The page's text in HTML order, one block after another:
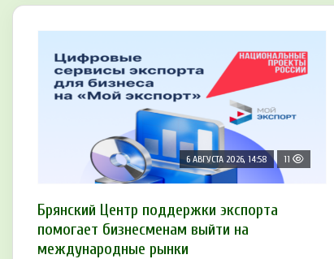
6 АВГУСТА 2026, 14:58 11
Брянский Центр поддержки экспорта
помогает бизнесменам выйти на
международные рынки